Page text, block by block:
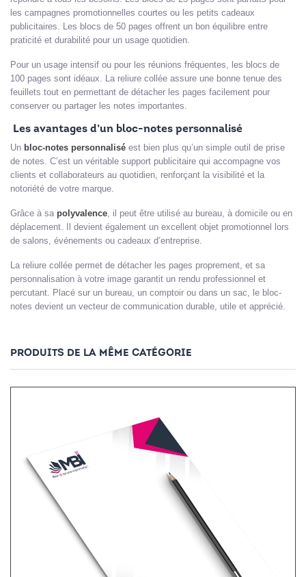
les campagnes promotionnelles courtes ou les petits cadeaux
publicitaires. Les blocs de 50 pages offrent un bon équilibre entre
praticité et durabilité pour un usage quotidien.
Pour un usage intensif ou pour les réunions fréquentes, les blocs de
100 pages sont idéaux. La reliure collée assure une bonne tenue des
feuillets tout en permettant de détacher les pages facilement pour
conserver ou partager les notes importantes.
Les avantages d’un bloc-notes personnalisé
Un bloc-notes personnalisé est bien plus qu’un simple outil de prise
de notes. C’est un véritable support publicitaire qui accompagne vos
clients et collaborateurs au quotidien, renforçant la visibilité et la
notoriété de votre marque.
Grâce à sa polyvalence, il peut être utilisé au bureau, à domicile ou en
déplacement. Il devient également un excellent objet promotionnel lors
de salons, événements ou cadeaux d’entreprise.
La reliure collée permet de détacher les pages proprement, et sa
personnalisation à votre image garantit un rendu professionnel et
percutant. Placé sur un bureau, un comptoir ou dans un sac, le bloc-
notes devient un vecteur de communication durable, utile et apprécié.
PRODUITS DE LA MÊME CATÉGORIE